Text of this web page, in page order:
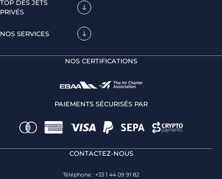
TOP DES JETS
PRIVÉS
NOS SERVICES
NOS CERTIFICATIONS
PAIEMENTS SÉCURISÉS PAR
CONTACTEZ-NOUS
Téléphone : +33 1 44 09 91 82